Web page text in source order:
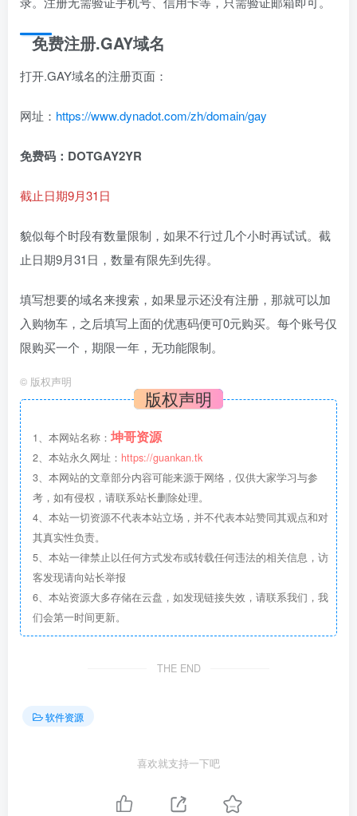
免费注册.GAY域名
打开.GAY域名的注册页面：
网址： https://www.dynadot.com/zh/domain/gay
免费码：DOTGAY2YR
截止日期9月31日
貌似每个时段有数量限制，如果不行过几个小时再试试。截
止日期9月31日，数量有限先到先得。
填写想要的域名来搜索，如果显示还没有注册，那就可以加
入购物车，之后填写上面的优惠码便可0元购买。每个账号仅
限购买一个，期限一年，无功能限制。
© 版权声明
版权声明
1、本网站名称： 坤哥资源
2、本站永久网址： https://guankan.tk
3、本网站的文章部分内容可能来源于网络，仅供大家学习与参
考，如有侵权，请联系站长删除处理。
4、本站一切资源不代表本站立场，并不代表本站赞同其观点和对
其真实性负责。
5、本站一律禁止以任何方式发布或转载任何违法的相关信息，访
客发现请向站长举报
6、本站资源大多存储在云盘，如发现链接失效，请联系我们，我
们会第一时间更新。
THE END
软件资源
喜欢就支持一下吧